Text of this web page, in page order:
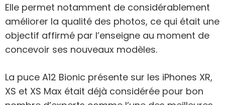
Elle permet notamment de considérablement
améliorer la qualité des photos, ce qui était une
objectif affirmé par l’enseigne au moment de
concevoir ses nouveaux modèles.
La puce A12 Bionic présente sur les iPhones XR,
XS et XS Max était déjà considérée pour bon